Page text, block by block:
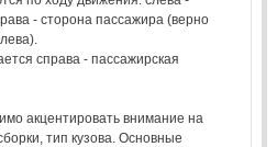
- сторона пассажира (верно
справа - пассажирская
акцентировать внимание на
тип кузова. Основные